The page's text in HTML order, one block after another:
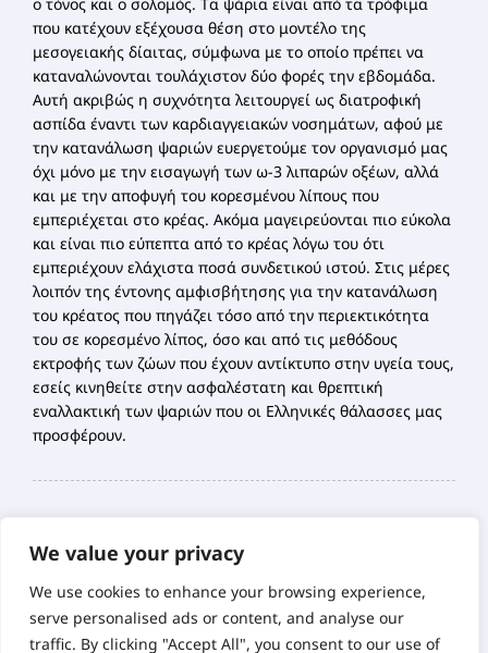
We value your privacy
We use cookies to enhance your browsing experience,
serve personalised ads or content, and analyse our
traffic. By clicking "Accept All", you consent to our use of
που κατέχουν εξέχουσα θέση στο μοντέλο της
μεσογειακής δίαιτας, σύμφωνα με το οποίο πρέπει να
καταναλώνονται τουλάχιστον δύο φορές την εβδομάδα.
Αυτή ακριβώς η συχνότητα λειτουργεί ως διατροφική
ασπίδα έναντι των καρδιαγγειακών νοσημάτων, αφού με
την κατανάλωση ψαριών ευεργετούμε τον οργανισμό μας
όχι μόνο με την εισαγωγή των ω-3 λιπαρών οξέων, αλλά
και με την αποφυγή του κορεσμένου λίπους που
εμπεριέχεται στο κρέας. Ακόμα μαγειρεύονται πιο εύκολα
και είναι πιο εύπεπτα από το κρέας λόγω του ότι
εμπεριέχουν ελάχιστα ποσά συνδετικού ιστού. Στις μέρες
λοιπόν της έντονης αμφισβήτησης για την κατανάλωση
του κρέατος που πηγάζει τόσο από την περιεκτικότητα
του σε κορεσμένο λίπος, όσο και από τις μεθόδους
εκτροφής των ζώων που έχουν αντίκτυπο στην υγεία τους,
εσείς κινηθείτε στην ασφαλέστατη και θρεπτική
εναλλακτική των ψαριών που οι Ελληνικές θάλασσες μας
προσφέρουν.
Share: